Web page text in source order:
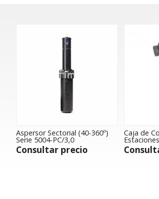
Aspersor Sectorial (40-360º)
Serie 5004-PC/3,0
Consultar precio
Caja de
Estaciones